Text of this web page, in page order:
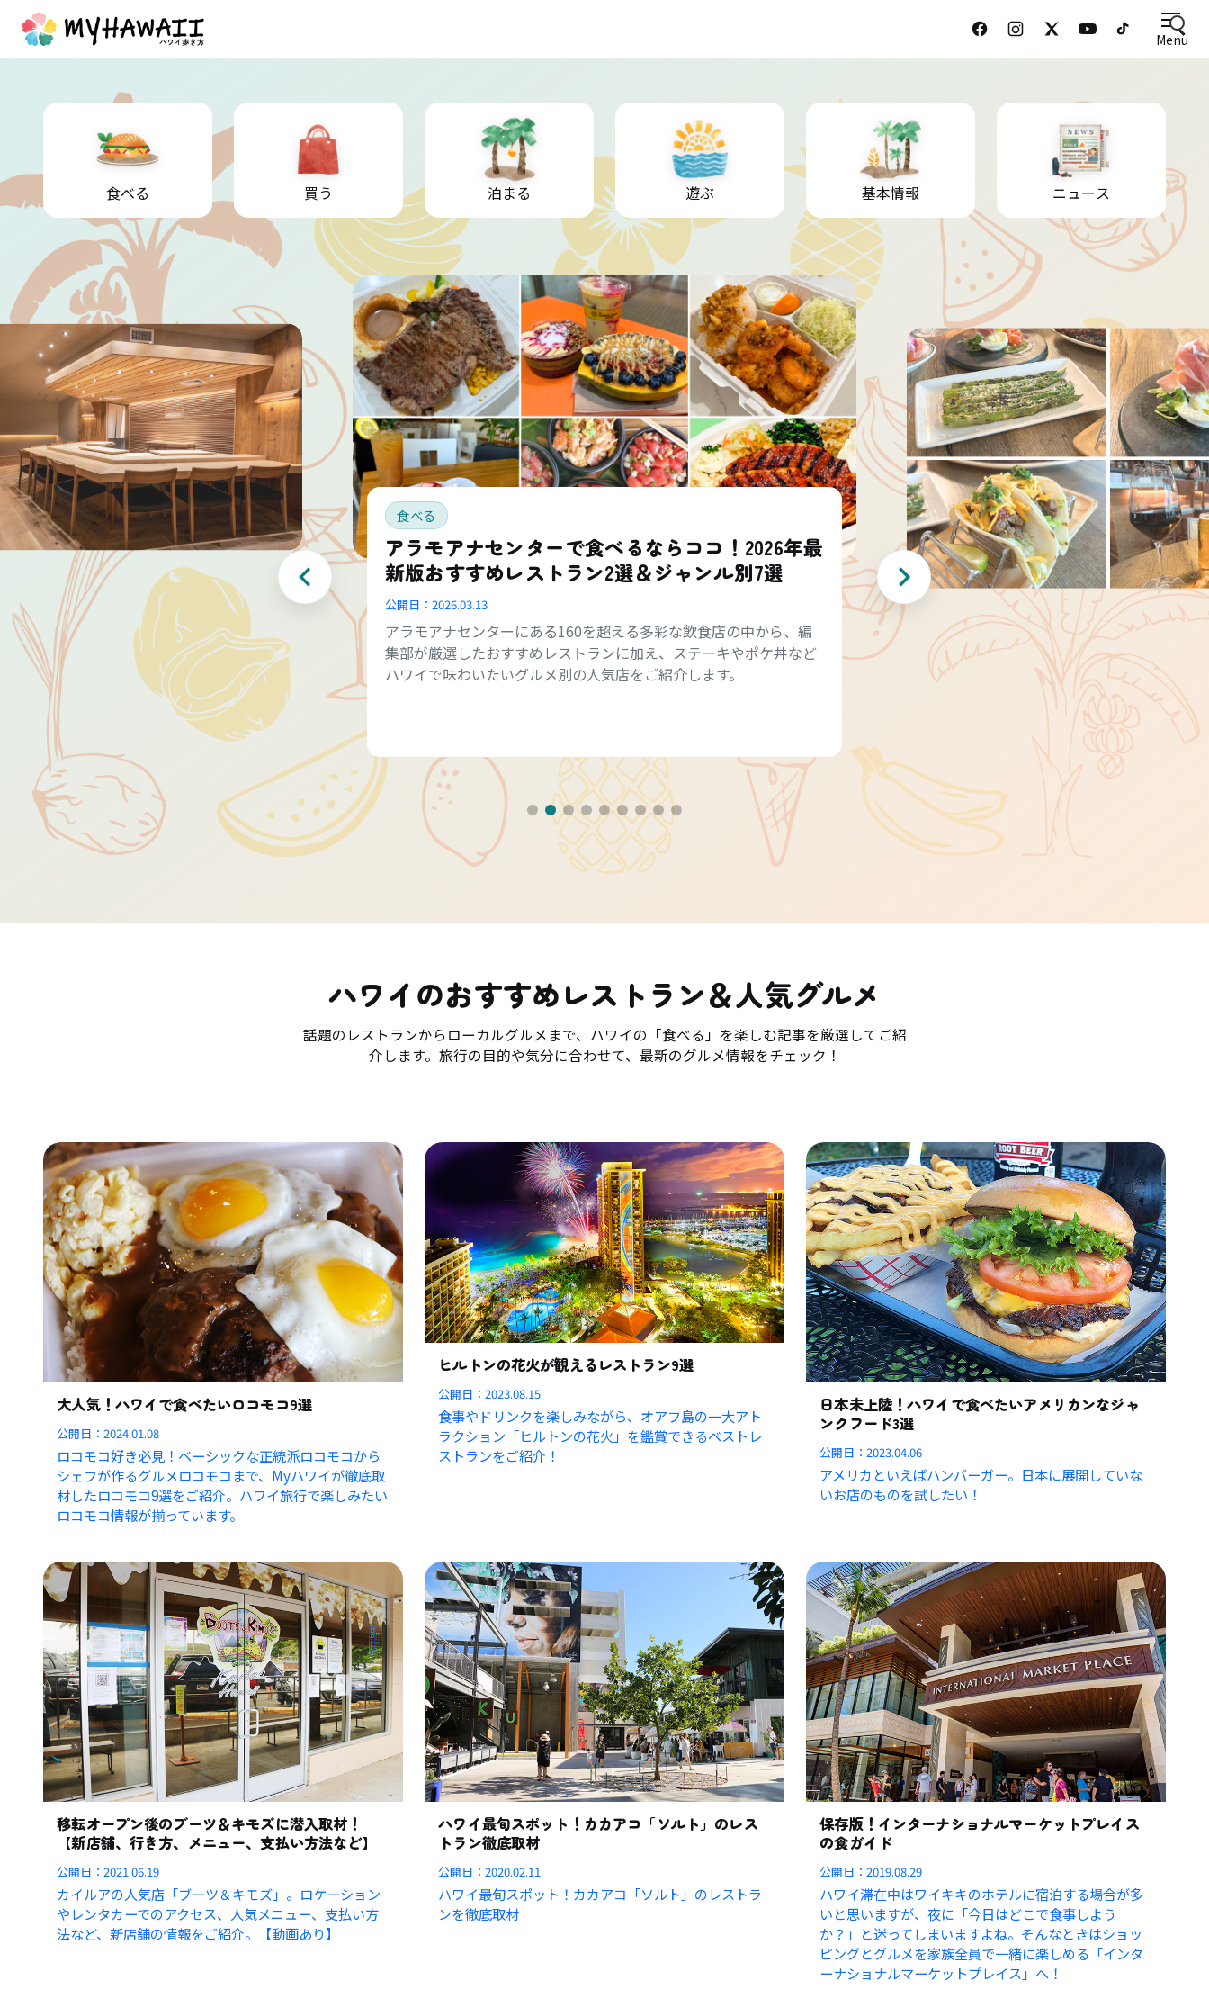
Menu
食べる 買う 泊まる 遊ぶ 基本情報 ニュース
食べる
アラモアナセンターで食べるならココ！2026年最
新版おすすめレストラン2選＆ジャンル別7選
公開日： 2026.03.13
アラモアナセンターにある160を超える多彩な飲食店の中から、編
集部が厳選したおすすめレストランに加え、ステーキやポケ丼など
ハワイで味わいたいグルメ別の人気店をご紹介します。
ハワイのおすすめレストラン＆人気グルメ
話題のレストランからローカルグルメまで、ハワイの「食べる」を楽しむ記事を厳選してご紹
介します。旅行の目的や気分に合わせて、最新のグルメ情報をチェック！
大人気！ハワイで食べたいロコモコ9選
公開日：2024.01.08
ロコモコ好き必見！ベーシックな正統派ロコモコから
シェフが作るグルメロコモコまで、Myハワイが徹底取
材したロコモコ9選をご紹介。ハワイ旅行で楽しみたい
ロコモコ情報が揃っています。
ヒルトンの花火が観えるレストラン9選
公開日：2023.08.15
食事やドリンクを楽しみながら、オアフ島の一大アト
ラクション「ヒルトンの花火」を鑑賞できるベストレ
ストランをご紹介！
日本未上陸！ハワイで食べたいアメリカンなジャ
ンクフード3選
公開日：2023.04.06
アメリカといえばハンバーガー。日本に展開していな
いお店のものを試したい！
移転オープン後のブーツ＆キモズに潜入取材！
【新店舗、行き方、メニュー、支払い方法など】
公開日：2021.06.19
カイルアの人気店「ブーツ＆キモズ」。ロケーション
やレンタカーでのアクセス、人気メニュー、支払い方
法など、新店舗の情報をご紹介。【動画あり】
ハワイ最旬スポット！カカアコ「ソルト」のレス
トラン徹底取材
公開日：2020.02.11
ハワイ最旬スポット！カカアコ「ソルト」のレストラ
ンを徹底取材
保存版！インターナショナルマーケットプレイス
の食ガイド
公開日：2019.08.29
ハワイ滞在中はワイキキのホテルに宿泊する場合が多
いと思いますが、夜に「今日はどこで食事しよう
か？」と迷ってしまいますよね。そんなときはショッ
ピングとグルメを家族全員で一緒に楽しめる「インタ
ーナショナルマーケットプレイス」へ！